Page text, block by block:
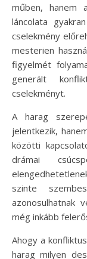
műben, hanem
láncolata
cselekmény
mesterien
figyelmét
generált
cselekményt.
A harag
jelentkezik,
közötti
drámai
szinte
azonosulhatnak
még inkább
Ahogy a
harag milyen